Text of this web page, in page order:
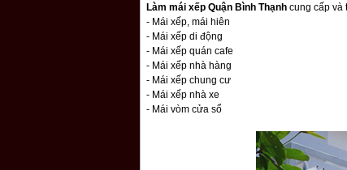
Làm mái xếp Quận Bình Thạnhcung cấp và
- Mái xếp, mái hiên
- Mái xếp di động
- Mái xếp quán cafe
- Mái xếp nhà hàng
- Mái xếp chung cư
- Mái xếp nhà xe
- Mái vòm cửa sổ